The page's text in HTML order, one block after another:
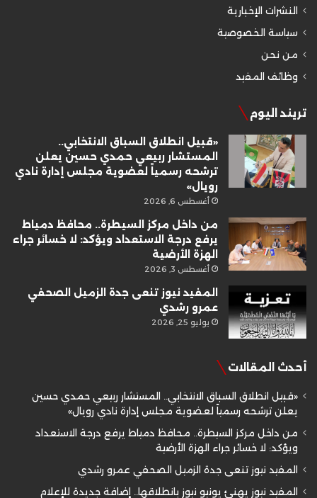
النشرات الإخبارية
سياسة الخصوصية
من نحن
وظائف المفيد
تريند اليوم
«قبيل انطلاق السباق الانتخابي..
المستشار ربيعي حمدي حسين يعلن
ترشحه رسمياً لعضوية مجلس إدارة نادي
رويال»
أغسطس 6, 2026
من داخل مركز السيطرة.. محافظ دمياط
يرفع درجة الاستعداد ويؤكد: لا خسائر جراء
الهزة الأرضية
أغسطس 3, 2026
المفيد نيوز تنعى جدة الزميل الصحفي
عمرو رشدي
يوليو 25, 2026
أحدث المقالات
«قبيل انطلاق السباق الانتخابي.. المستشار ربيعي حمدي حسين
يعلن ترشحه رسمياً لعضوية مجلس إدارة نادي رويال»
من داخل مركز السيطرة.. محافظ دمياط يرفع درجة الاستعداد
ويؤكد: لا خسائر جراء الهزة الأرضية
المفيد نيوز تنعى جدة الزميل الصحفي عمرو رشدي
المفيد نيوز يهنئ يونيو نيوز بانطلاقها.. إضافة جديدة للإعلام